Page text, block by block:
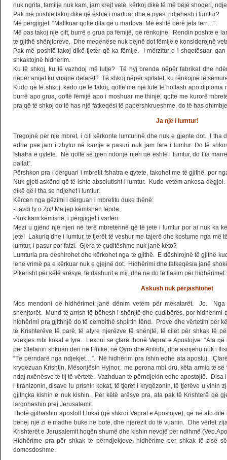
nuk ngrita, familje nuk kam, jam krejt vetë, kërkoj dikë të më bëjë shoqëri,
Pak më poshtë takoj dikë që është i martuar dhe e pyes: ndjehesh i lumtur?
Më përgjigjet: “Mallkuar qoftë dita që u martova. Më është bërë jeta ferr…”.
Më pas takoj një çift, burrë e grua pa fëmijë, që rënkojnë. Rendin poshtë e
të gjithë shënjtorëve. Dhe meqënëse nuk bëjnë dot fëmijë e konsiderojnë
Pak më poshtë takoj dikë tjetër që ka fëmijë. I mërzitur e i shqetësuar,
shkaktojnë hidhërim.
Ku të shkoj, ku të vazhdoj më tutje? Të hyj brenda nëpër fabrikat dhe
nëpër anijet ku vuajnë detarët? Të shkoj nëpër spitalet, ku rënkojnë të
Kudo që të shkoj, këdo që të takoj, qoftë me një tufë të hollash apo diploma
burrë apo grua, qoftë fëmijë apo i moshuar me thinjë, qoftë me kurorë
pra që të shkoj do të has një fatkeqësi të papërshkrueshme, do të has
Ja një i lumtur!
Tregojnë për një mbret, i cili kërkonte lumturinë dhe nuk e gjente dot. I tha
edhe pse jam i zhytur në kamje e pasuri nuk jam fare i lumtur. Do të
fshatra e qytete. Në qoftë se gjen ndonjë njeri që është i lumtur, do t’ia
pallat”.
Përshkon pra i dërguari i mbretit fshatra e qytete, takohet me të gjithë, por
Nuk gjeti askënd që të ishte absolutisht i lumtur. Kudo vetëm ankesa
dikë që i tha se ndjehet i lumtur.
Kërcen nga gëzimi i dërguari i mbretitu duke thënë:
-Lavdi ty o Zot! Më jep këmishën tënde.
-Nuk kam këmishë, i përgjigjet i varfëri.
Mezi u gjënd një njeri në tërë mbretërinë që të jetë i lumtur por ai nuk ka
jetë! Lakuriq dhe i lumtur, të tjerët të veshur me tajerë dhe kostume nga më
lumtur, i pasur por fatzi. Gjëra të çuditëshme nuk janë këto?
Lumturia pra dëshirohet dhe kërkohet nga të gjithë. E dëshirojnë të gjithë
lenë vrimë pa e kërkuar nuk e gjejnë dot. Hidhërimi dhe fatkeqësia janë
Pikërisht për këtë arësye, të dashurit e mij, dhe ne do të flasim për hidhërimet.
Askush nuk përjashtohet
Mos mendoni që hidhërimet janë dënim vetëm për mëkatarët. Jo.
shënjtorët. Mund të arrish të bëhesh i shënjtë dhe çudibërës, por hidhërimi
hidhërimi pra gjithnjë do të cëmbithë shpirtin tënd. Provë dhe vërtetim për
të Krishterëve të parë, të atyre njerëzve të shënjtë, të cilët për shkak të
vdekjes mbi kokat e tyre. Lexoni se çfarë thonë Veprat e Apostojve: “Ata
për Stefanin shkuan deri në Finikë, në Qyro dhe Antiohi, dhe asnjeriu nuk i
“Të përndarë nga ndjekjet…”. Në hidhërim pra ishin edhe ata apostuj.
kryqëzuan Krishtin, Mësonjësin Hyjnor, me perona mbi dru, këta armiq të
ndaj nxënësve të tij të vërtetë. Vazhduan të përndjekin edhe apostojtë. Disa
i tiranizonin, disave iu prisnin kokat, të tjerët i kryqëzonin, të tjerëve u vinin
gjithçka kishin e nuk kishin. Për këtë arësye pra, ata pak të Krishterë që
largoheshin prej Jerusalemit.
Thotë gjithashtu apostoll Llukai (që shkroi Veprat e Apostojve), që në ato
bëhej një zi e madhe buke në botë, dhe njerëzit do të vuanin. Dhe vërtet
Krishterët e Jerusalemit hoqën shumë dhe kishin nevojë për ndihmë
Hidhërime pra për shkak të përndjekjeve, hidhërime për shkak të zisë
domosdoshme.